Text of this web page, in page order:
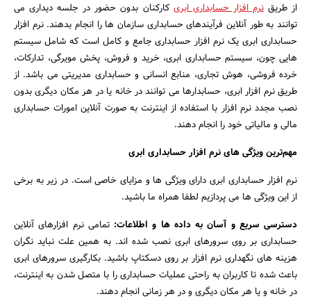
از طریقنرم افزار حسابداری ابری کارکنان بدون حضور در جلسه دیداری می
توانند به طور آنلاین فرآیندهای حسابداری سازمان ها را انجام بدهند. نرم افزار
حسابداری ابری یک نرم افزار حسابداری جامع و کامل است که شامل سیستم
هایی چون، سیستم حسابداری ابری، خرید و فروش، پخش مویرگی، تدارکات،
خرده فروشی، هوش تجاری، منابع انسانی و حسابداری مدیریتی می باشد. از
طریق نرم افزار ابری، حسابدارها می توانند در خانه یا در هر مکان دیگری بدون
نصب مجدد نرم افزار با استفاده از اینترنت به صورت آنلاین امورات حسابداری
مالی و مالیاتی خود را انجام دهند.
مهم‌ترین ویژگی های نرم افزار حسابداری ابری
نرم افزار حسابداری ابری دارای ویژگی ها و مزایای خاصی است. در زیر به برخی
از این ویژگی ها می پردازیم لطفا همراه ما باشید.
دسترسی سریع و آسان به داده ها و اطلاعات: تمامی نرم افزارهای آنلاین
حسابداری بر روی سرورهای ابری نصب شده اند. به همین علت نباید نگران
هزینه های نگهداری نرم افزار بر روی دسکتاپ باشید. بکارگیری سرورهای ابری
باعث شده تا کاربران به راحتی عملیات حسابداری را با متصل شدن به اینترنت،
در خانه و یا هر مکان دیگری و در هر زمانی انجام دهند.